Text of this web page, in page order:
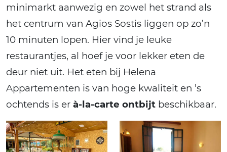
minimarkt aanwezig en zowel het strand als
het centrum van Agios Sostis liggen op zo’n
10 minuten lopen. Hier vind je leuke
restaurantjes, al hoef je voor lekker eten de
deur niet uit. Het eten bij Helena
Appartementen is van hoge kwaliteit en ’s
ochtends is er à-la-carte ontbijt beschikbaar.